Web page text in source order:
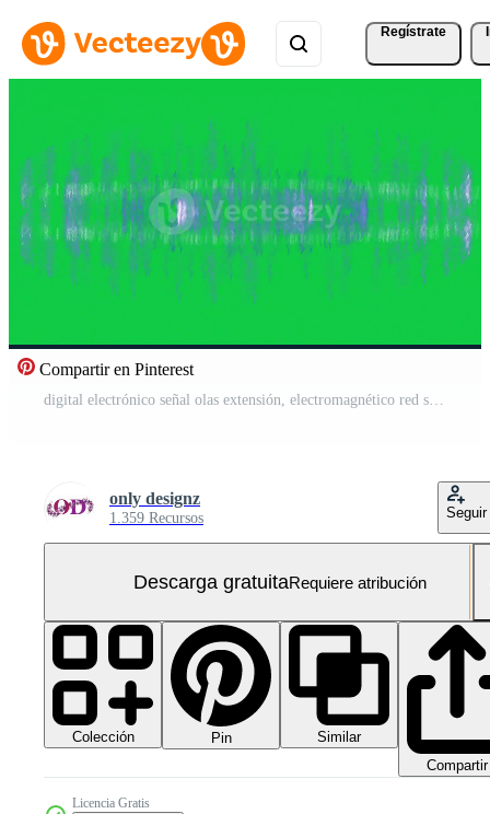
Regístrate
Compartir en Pinterest
digital electrónico señal olas extensión, electromagnético red señal radiación animación aislado en verde pantalla antecedentes Vídeo Gratis
only designz
1.359 Recursos Seguir
Descarga gratuitaRequiere atribución
Colección Pin
Similar
Compartir
Licencia Gratis